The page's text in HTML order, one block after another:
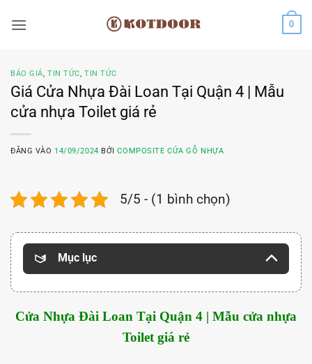
qua
0
BÁO GIÁ,TIN TỨC,TIN TỨC
Giá Cửa Nhựa Đài Loan Tại Quận 4 | Mẫu
cửa nhựa Toilet giá rẻ
ĐĂNG VÀO 14/09/2024 BỞICOMPOSITE CỬA GỖ NHỰA
5/5 - (1 bình chọn)
Mục lục
Cửa Nhựa Đài Loan Tại Quận 4 | Mẫu cửa nhựa
Toilet giá rẻ